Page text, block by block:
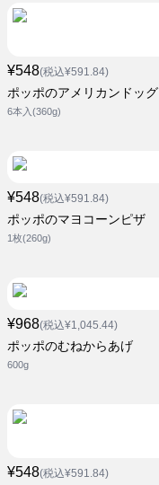
¥548(税込¥591.84)
ポッポのアメリカンドッグ
6本入(360g)
¥548(税込¥591.84)
ポッポのマヨコーンピザ
1枚(260g)
¥968(税込¥1,045.44)
ポッポのむねからあげ
600g
¥548(税込¥591.84)